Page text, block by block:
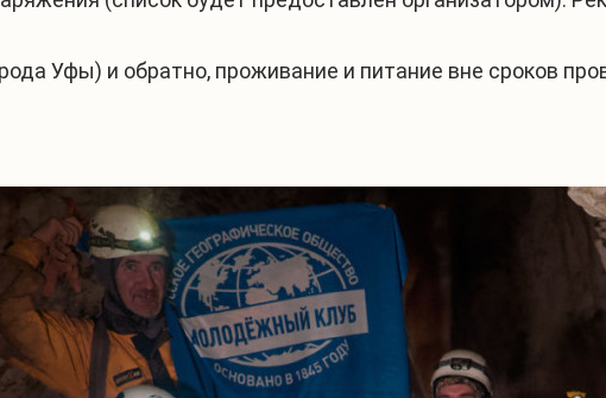
Уфы) и обратно, проживание и питание вне сроков